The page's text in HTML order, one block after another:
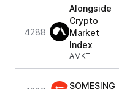
4288
Alongside
Crypto
Market
Index
AMKT
SOMESING